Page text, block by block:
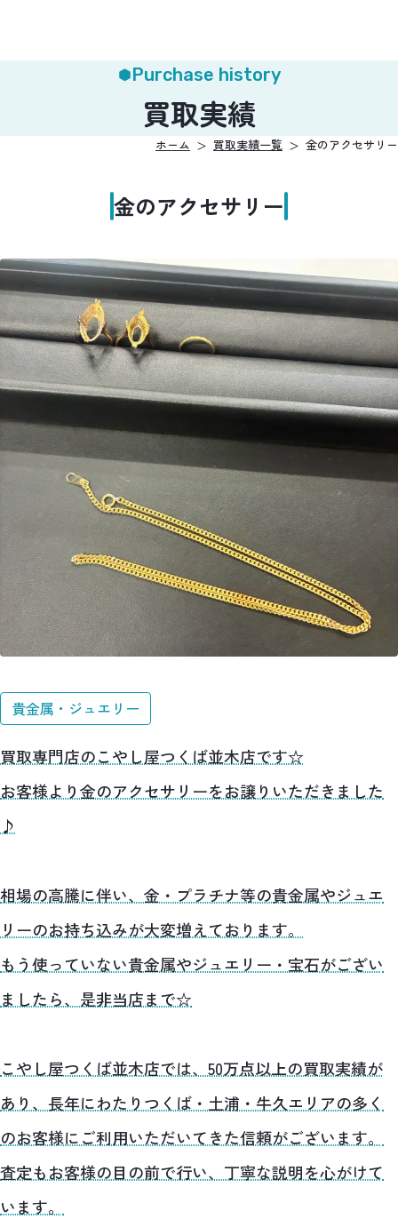
Purchase history
買取実績
ホーム 買取実績一覧 金のアクセサリー
金のアクセサリー
貴金属・ジュエリー
買取専門店のこやし屋つくば並木店です☆
お客様より金のアクセサリーをお譲りいただきました
♪
相場の高騰に伴い、金・プラチナ等の貴金属やジュエ
リーのお持ち込みが大変増えております。
もう使っていない貴金属やジュエリー・宝石がござい
ましたら、是非当店まで☆
こやし屋つくば並木店では、50万点以上の買取実績が
あり、長年にわたりつくば・土浦・牛久エリアの多く
のお客様にご利用いただいてきた信頼がございます。
査定もお客様の目の前で行い、丁寧な説明を心がけて
います。